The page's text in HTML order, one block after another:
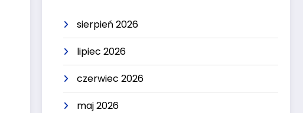
sierpień 2026
lipiec 2026
czerwiec 2026
maj 2026